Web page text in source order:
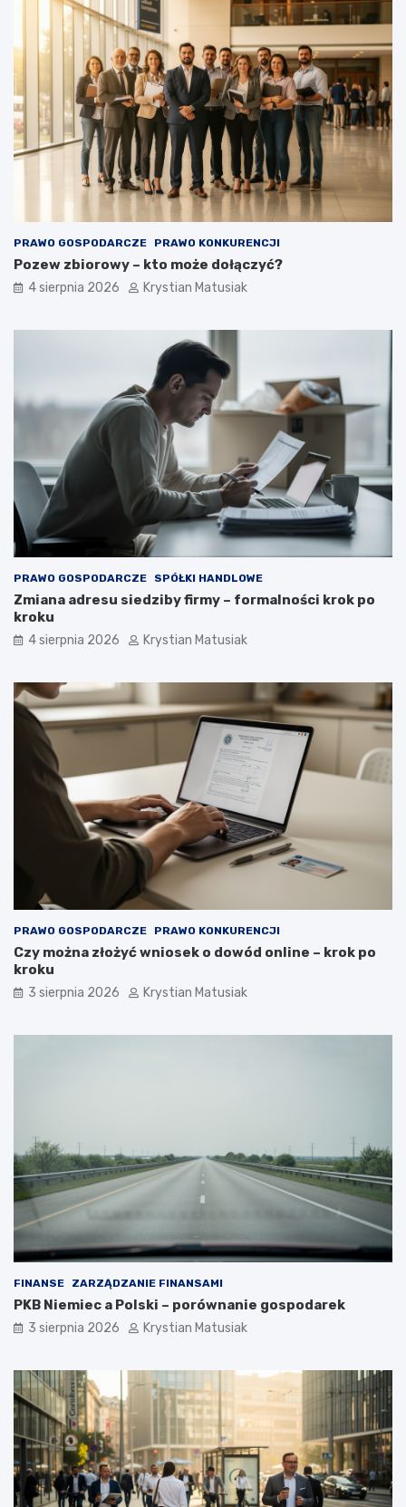
PRAWO GOSPODARCZE PRAWO KONKURENCJI
Pozew zbiorowy – kto może dołączyć?
4 sierpnia 2026 Krystian Matusiak
PRAWO GOSPODARCZE SPÓŁKI HANDLOWE
Zmiana adresu siedziby firmy – formalności krok po
kroku
4 sierpnia 2026 Krystian Matusiak
PRAWO GOSPODARCZE PRAWO KONKURENCJI
Czy można złożyć wniosek o dowód online – krok po
kroku
3 sierpnia 2026 Krystian Matusiak
FINANSE ZARZĄDZANIE FINANSAMI
PKB Niemiec a Polski – porównanie gospodarek
3 sierpnia 2026 Krystian Matusiak